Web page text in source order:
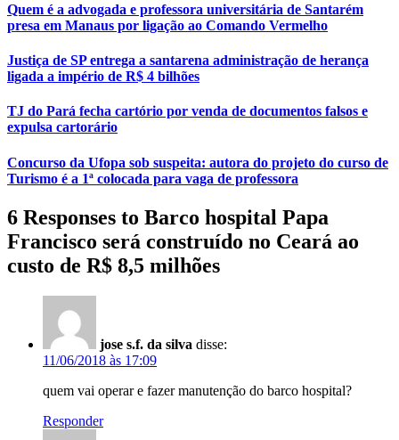
Quem é a advogada e professora universitária de Santarém
presa em Manaus por ligação ao Comando Vermelho
Justiça de SP entrega a santarena administração de herança
ligada a império de R$ 4 bilhões
TJ do Pará fecha cartório por venda de documentos falsos e
expulsa cartorário
Concurso da Ufopa sob suspeita: autora do projeto do curso de
Turismo é a 1ª colocada para vaga de professora
6 Responses to Barco hospital Papa
Francisco será construído no Ceará ao
custo de R$ 8,5 milhões
jose s.f. da silva disse:
11/06/2018 às 17:09
quem vai operar e fazer manutenção do barco hospital?
Responder